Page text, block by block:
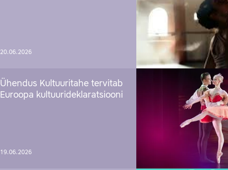
20.06.2026
Ühendus Kultuuritahe tervitab
Euroopa kultuurideklaratsiooni
19.06.2026